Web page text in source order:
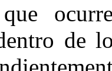
de